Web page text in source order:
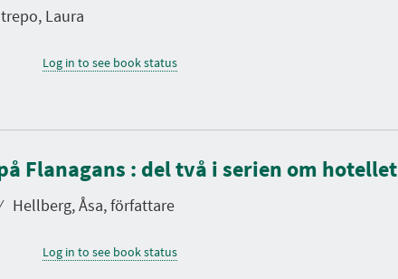
Laura
Log in to see book status
Flanagans : del två i serien om hotellet
⁄ Hellberg, Åsa, författare
Log in to see book status